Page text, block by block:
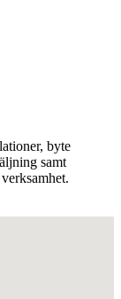
byte
samt